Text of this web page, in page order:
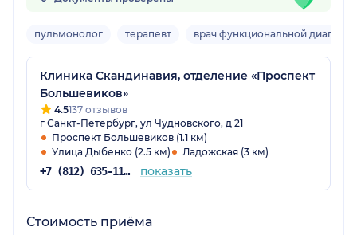
пульмонолог терапевт врач функциональной
Клиника Скандинавия, отделение «Проспект
Большевиков»
4.5137 отзывов
г Санкт-Петербург, ул Чудновского, д 21
Проспект Большевиков (1.1 км)
Улица Дыбенко (2.5 км)
Ладожская (3 км)
+7 (812) 635-11-79 показать
Стоимость приёма